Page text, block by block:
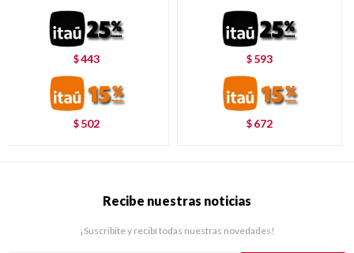
$443
$ 502
$ 593
$ 672
Recibe nuestras noticias
¡Suscribite y recibí todas nuestras novedades!